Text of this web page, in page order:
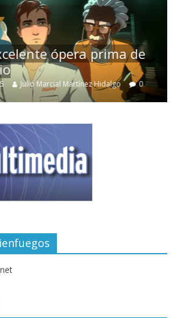
ópera prima de
Julio Marcial Martínez Hidalgo 0